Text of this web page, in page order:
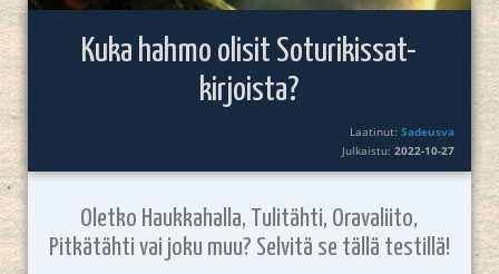
Kuka hahmo olisit Soturikissat-
kirjoista?
Laatinut:Sadeusva
Julkaistu:2022-10-27
Oletko Haukkahalla, Tulitähti, Oravaliito,
Pitkätähti vai joku muu? Selvitä se tällä testillä!